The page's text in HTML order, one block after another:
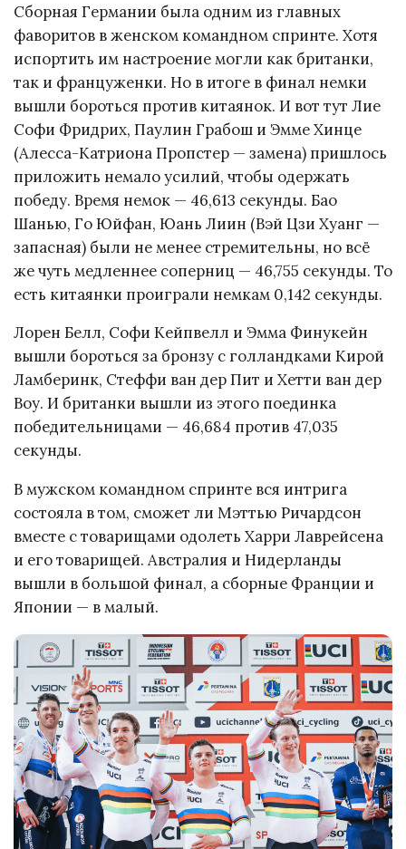
Сборная Германии была одним из главных
фаворитов в женском командном спринте. Хотя
испортить им настроение могли как британки,
так и француженки. Но в итоге в финал немки
вышли бороться против китаянок. И вот тут Лие
Софи Фридрих, Паулин Грабош и Эмме Хинце
(Алесса-Катриона Пропстер — замена) пришлось
приложить немало усилий, чтобы одержать
победу. Время немок — 46,613 секунды. Бао
Шанью, Го Юйфан, Юань Лиин (Вэй Цзи Хуанг —
запасная) были не менее стремительны, но всё
же чуть медленнее соперниц — 46,755 секунды. То
есть китаянки проиграли немкам 0,142 секунды.
Лорен Белл, Софи Кейпвелл и Эмма Финукейн
вышли бороться за бронзу с голландками Кирой
Ламберинк, Стеффи ван дер Пит и Хетти ван дер
Воу. И британки вышли из этого поединка
победительницами — 46,684 против 47,035
секунды.
В мужском командном спринте вся интрига
состояла в том, сможет ли Мэттью Ричардсон
вместе с товарищами одолеть Харри Лаврейсена
и его товарищей. Австралия и Нидерланды
вышли в большой финал, а сборные Франции и
Японии — в малый.